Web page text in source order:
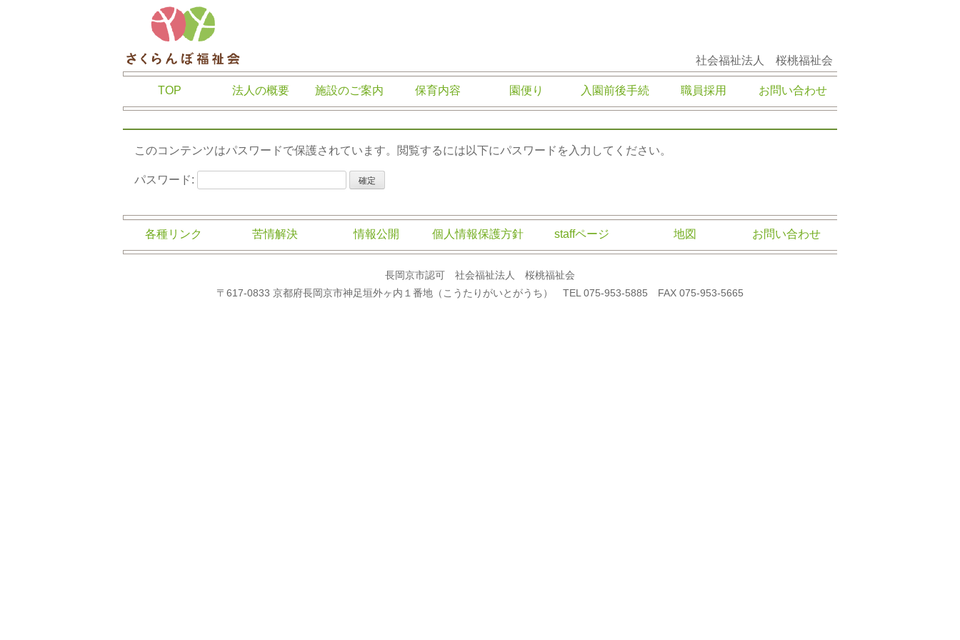
社会福祉法人 桜桃福祉会
TOP 法人の概要 施設のご案内 保育内容 園便り 入園前後手続 職員採用 お問い合わせ
このコンテンツはパスワードで保護されています。閲覧するには以下にパスワードを入力してください。
パスワード:
各種リンク 苦情解決 情報公開 個人情報保護方針 staffページ 地図 お問い合わせ
長岡京市認可 社会福祉法人 桜桃福祉会
〒617-0833 京都府長岡京市神足垣外ヶ内１番地（こうたりがいとがうち） TEL 075-953-5885 FAX 075-953-5665